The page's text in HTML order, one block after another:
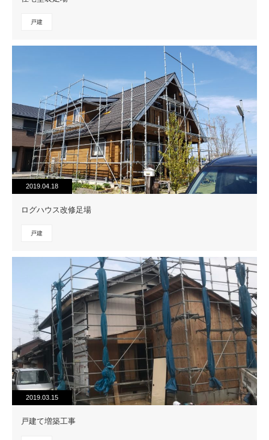
戸建
2019.04.18
ログハウス改修足場
戸建
2019.03.15
戸建て増築工事